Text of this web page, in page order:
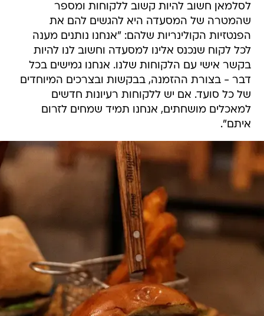
לסלמאן חשוב להיות קשוב ללקוחות ומספר
שהמטרה של המסעדה היא להגשים להם את
הפנטזיות הקולינריות שלהם: "אנחנו נותנים מענה
לכל לקוח שנכנס אלינו למסעדה וחשוב לנו להיות
בקשר אישי עם הלקוחות שלנו. אנחנו גמישים בכל
דבר - בצורת ההזמנה, בבקשות ובצרכים המיוחדים
של כל סועד. אם יש ללקוחות רעיונות חדשים
למאכלים מושחתים, אנחנו תמיד שמחים לזרום
איתם".